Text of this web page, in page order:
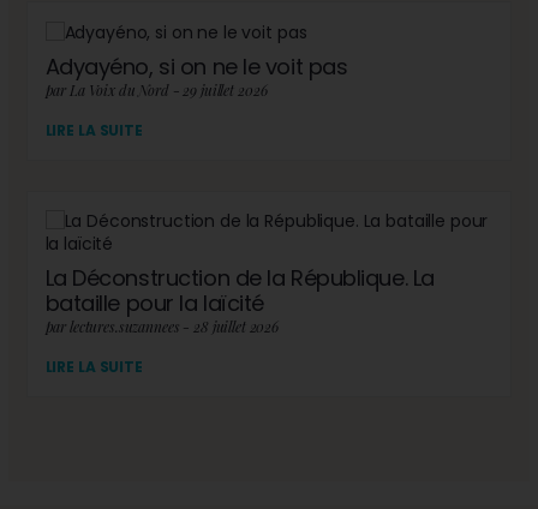
Adyayéno, si on ne le voit pas
par La Voix du Nord - 29 juillet 2026
LIRE LA SUITE
La Déconstruction de la République. La
bataille pour la laïcité
par lectures.suzannees - 28 juillet 2026
LIRE LA SUITE